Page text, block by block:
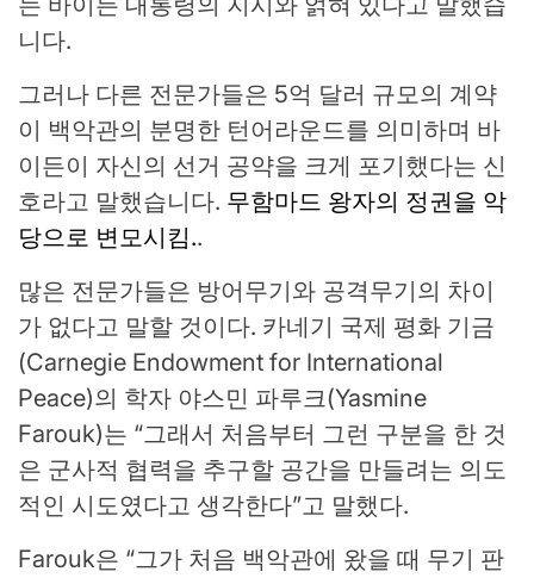
니다.
그러나 다른 전문가들은 5억 달러 규모의 계약
이 백악관의 분명한 턴어라운드를 의미하며 바
이든이 자신의 선거 공약을 크게 포기했다는 신
호라고 말했습니다. 무함마드 왕자의 정권을 악
당으로 변모시킴..
많은 전문가들은 방어무기와 공격무기의 차이
가 없다고 말할 것이다. 카네기 국제 평화 기금
(Carnegie Endowment for International
Peace)의 학자 야스민 파루크(Yasmine
Farouk)는 “그래서 처음부터 그런 구분을 한 것
은 군사적 협력을 추구할 공간을 만들려는 의도
적인 시도였다고 생각한다”고 말했다.
Farouk은 “그가 처음 백악관에 왔을 때 무기 판